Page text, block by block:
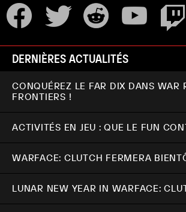
DERNIÈRES ACTUALITÉS
CONQUÉREZ LE FAR DIX DANS WAR
FRONTIERS !
ACTIVITÉS EN JEU : QUE LE FUN
WARFACE: CLUTCH FERMERA
LUNAR NEW YEAR IN WARFACE: